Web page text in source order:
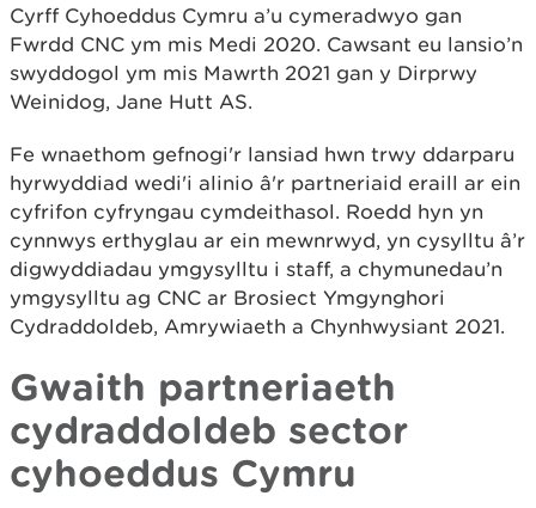
Cyrff Cyhoeddus Cymru a’u cymeradwyo gan
Fwrdd CNC ym mis Medi 2020. Cawsant eu lansio’n
swyddogol ym mis Mawrth 2021 gan y Dirprwy
Weinidog, Jane Hutt AS.
Fe wnaethom gefnogi'r lansiad hwn trwy ddarparu
hyrwyddiad wedi'i alinio â'r partneriaid eraill ar ein
cyfrifon cyfryngau cymdeithasol. Roedd hyn yn
cynnwys erthyglau ar ein mewnrwyd, yn cysylltu â’r
digwyddiadau ymgysylltu i staff, a chymunedau’n
ymgysylltu ag CNC ar Brosiect Ymgynghori
Cydraddoldeb, Amrywiaeth a Chynhwysiant 2021.
Gwaith partneriaeth
cydraddoldeb sector
cyhoeddus Cymru